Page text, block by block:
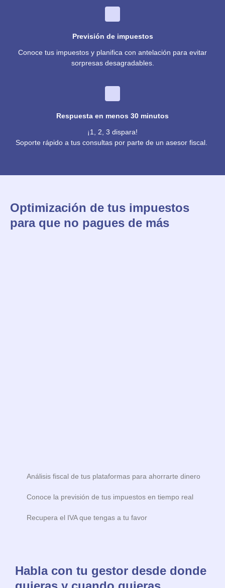
Previsión de impuestos
Conoce tus impuestos y planifica con antelación para evitar
sorpresas desagradables.
Respuesta en menos 30 minutos
¡1, 2, 3 dispara!
Soporte rápido a tus consultas por parte de un asesor fiscal.
Optimización de tus impuestos
para que no pagues de más
Análisis fiscal de tus plataformas para ahorrarte dinero
Conoce la previsión de tus impuestos en tiempo real
Recupera el IVA que tengas a tu favor
Habla con tu gestor desde donde